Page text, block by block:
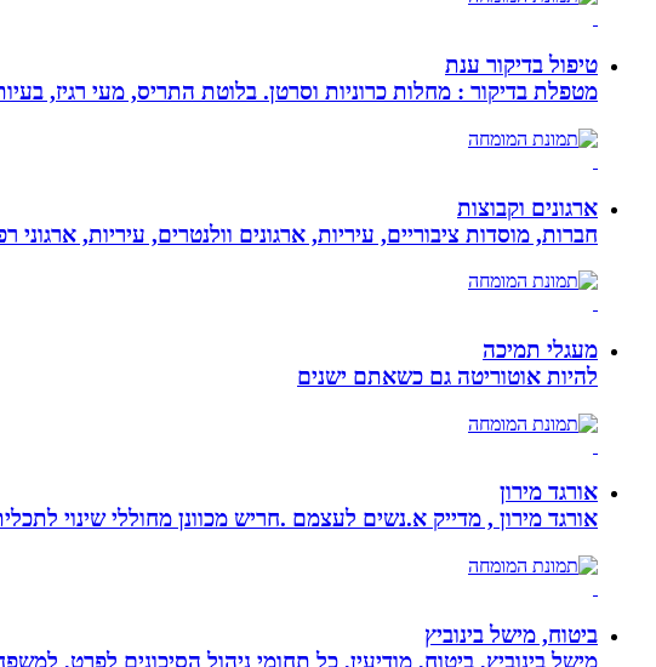
טיפול בדיקור ענת
מטפלת בדיקור : מחלות כרוניות וסרטן. בלוטת התריס, מעי רגיז,
ארגונים וקבוצות
חברות, מוסדות ציבוריים, עיריות, ארגונים וולנטרים, עיריות,
מעגלי תמיכה
להיות אוטוריטה גם כשאתם ישנים
אורגד מירון
אורגד מירון , מדייק א.נשים לעצמם .חריש מכוונן מחוללי שינוי לתכלית עיצובם
ביטוח, מישל בינוביץ
מישל בינוביץ, ביטוח, מודיעין, כל תחומי ניהול הסיכונים לפרט,